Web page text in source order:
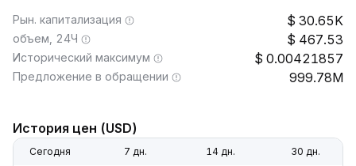
Рын. капитализация 30.65K
объем, 24Ч 467.53
Исторический максимум 0.00421857
Предложение в обращении 999.78M
История цен (USD)
Сегодня 7 дн. 14 дн. 30 дн.